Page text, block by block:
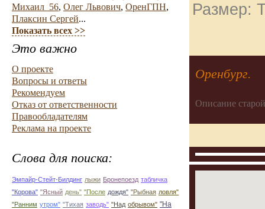
Михаил_56, Олег Львович, ОренГПН,
Плаксин Сергей...
Показать всех >>
Это важно
О проекте
Вопросы и ответы
Рекомендуем
Отказ от ответственности
Правообладателям
Реклама на проекте
Слова для поиска:
Эмпайр-Стейт-Билдинг лыжи Бронепоезд табличка
"Корова" "Ясный день" "После дождя" "Рыбная ловля"
"Ранним утром" "Тихая заводь" "Над обрывом" "На
Размер:
Оренбург.
Описание